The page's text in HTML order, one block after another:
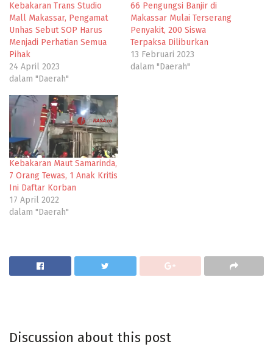
Kebakaran Trans Studio
Mall Makassar, Pengamat
Unhas Sebut SOP Harus
Menjadi Perhatian Semua
Pihak
24 April 2023
dalam "Daerah"
66 Pengungsi Banjir di
Makassar Mulai Terserang
Penyakit, 200 Siswa
Terpaksa Diliburkan
13 Februari 2023
dalam "Daerah"
Kebakaran Maut Samarinda,
7 Orang Tewas, 1 Anak Kritis
Ini Daftar Korban
17 April 2022
dalam "Daerah"
Discussion about this post